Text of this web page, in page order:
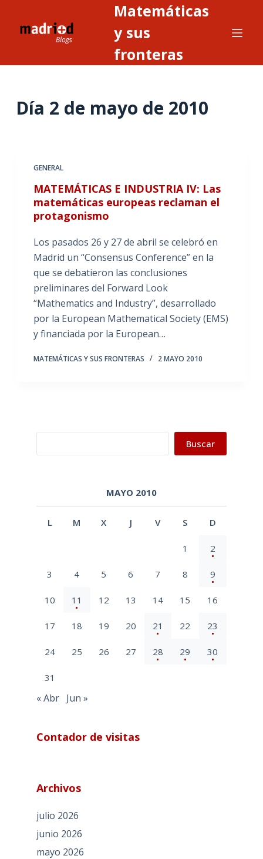
Matemáticas
y sus
fronteras
Día 2 de mayo de 2010
GENERAL
MATEMÁTICAS E INDUSTRIA IV: Las
matemáticas europeas reclaman el
protagonismo
Los pasados 26 y 27 de abril se celebró en
Madrid un “Consensus Conference” en la
que se debatieron las conclusiones
preliminares del Forward Look
“Mathematics and Industry”, desarrollado
por la European Mathematical Society (EMS)
y financiada por la European…
MATEMÁTICAS Y SUS FRONTERAS 2 MAYO 2010
Buscar
MAYO 2010
L M X J V S D
1 2
3 4 5 6 7 8 9
10 11 12 13 14 15 16
17 18 19 20 21 22 23
24 25 26 27 28 29 30
31
« Abr Jun »
Contador de visitas
Archivos
julio 2026
junio 2026
mayo 2026